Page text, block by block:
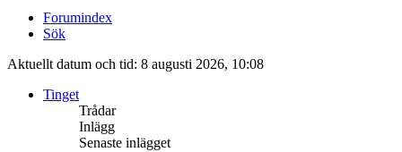
Forumindex
Sök
Aktuellt datum och tid: 8 augusti 2026, 10:08
Tinget
Trådar
Inlägg
Senaste inlägget